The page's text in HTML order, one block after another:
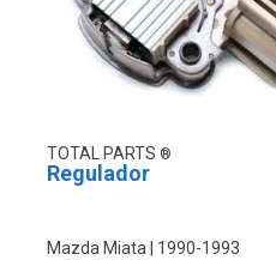
TOTAL PARTS
Regulador
Mazda Miata
1990-1993